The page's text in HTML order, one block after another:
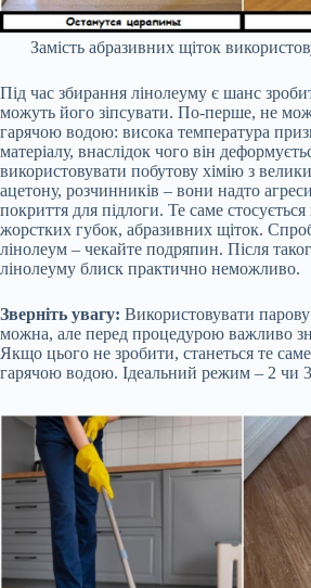
Замість абразивних щіток
Під час збирання лінолеуму є шанс
можуть його зіпсувати. По-перше, не
гарячою водою: висока температура
матеріалу, внаслідок чого він
використовувати побутову хімію з
ацетону, розчинників – вони надто
покриття для підлоги. Те саме
жорстких губок, абразивних щіток.
лінолеум – чекайте подряпин. Після
лінолеуму блиск практично неможливо.
Зверніть увагу: Використовувати
можна, але перед процедурою важливо
Якщо цього не зробити, станеться те
гарячою водою. Ідеальний режим – 2 чи 3